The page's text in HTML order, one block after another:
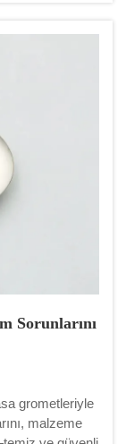
Sorunlarını
grometleriyle
malzeme